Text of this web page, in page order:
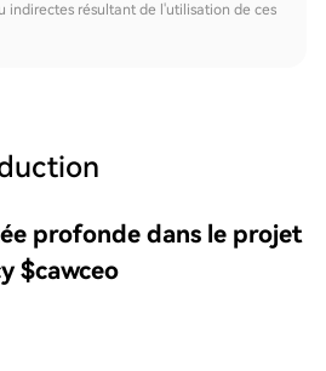
indirectes résultant de l'utilisation de ces
profonde dans le projet
$cawceo